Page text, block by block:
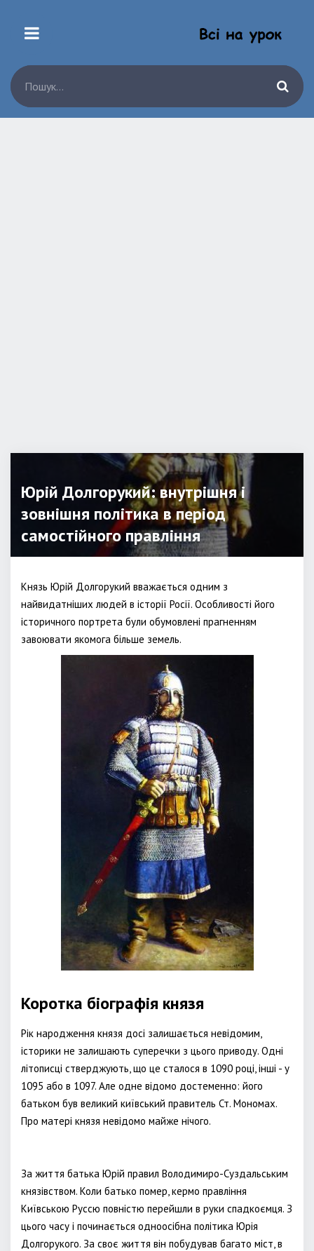
Юрій Долгорукий: внутрішня і
зовнішня політика в період
самостійного правління
Князь Юрій Долгорукий вважається одним з
найвидатніших людей в історії Росії. Особливості його
історичного портрета були обумовлені прагненням
завоювати якомога більше земель.
Коротка біографія князя
Рік народження князя досі залишається невідомим,
історики не залишають суперечки з цього приводу. Одні
літописці стверджують, що це сталося в 1090 році, інші - у
1095 або в 1097. Але одне відомо достеменно: його
батьком був великий київський правитель Ст. Мономах.
Про матері князя невідомо майже нічого.
За життя батька Юрій правил Володимиро-Суздальським
князівством. Коли батько помер, кермо правління
Київською Руссю повністю перейшли в руки спадкоємця. З
цього часу і починається одноосібна політика Юрія
Долгорукого. За своє життя він побудував багато міст, в